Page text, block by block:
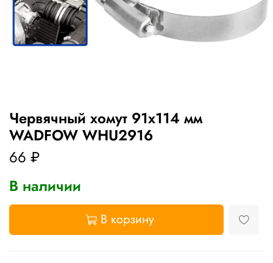
Червячный хомут 91х114 мм
WADFOW WHU2916
66 ₽
В наличии
В корзину